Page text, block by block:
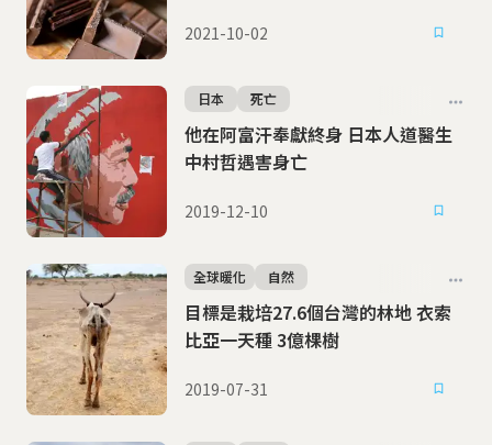
2021-10-02
他在阿富汗奉獻終身 日本人道醫生
中村哲遇害身亡
日本 死亡
2019-12-10
目標是栽培27.6個台灣的林地 衣索
比亞一天種 3億棵樹
全球暖化 自然
2019-07-31